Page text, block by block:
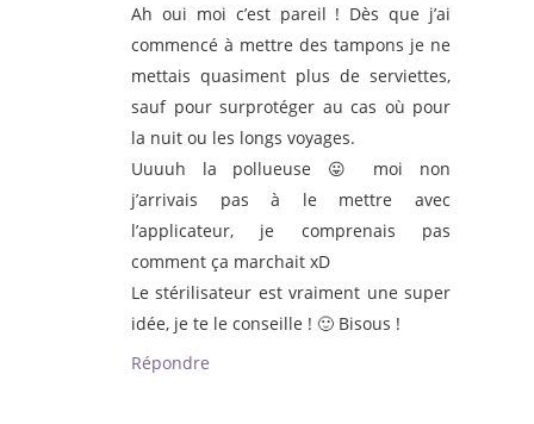
Ah oui moi c’est pareil ! Dès que j’ai
commencé à mettre des tampons je ne
mettais quasiment plus de serviettes,
sauf pour surprotéger au cas où pour
la nuit ou les longs voyages.
Uuuuh la pollueuse 😛 moi non
j’arrivais pas à le mettre avec
l’applicateur, je comprenais pas
comment ça marchait xD
Le stérilisateur est vraiment une super
idée, je te le conseille ! 🙂 Bisous !
Répondre